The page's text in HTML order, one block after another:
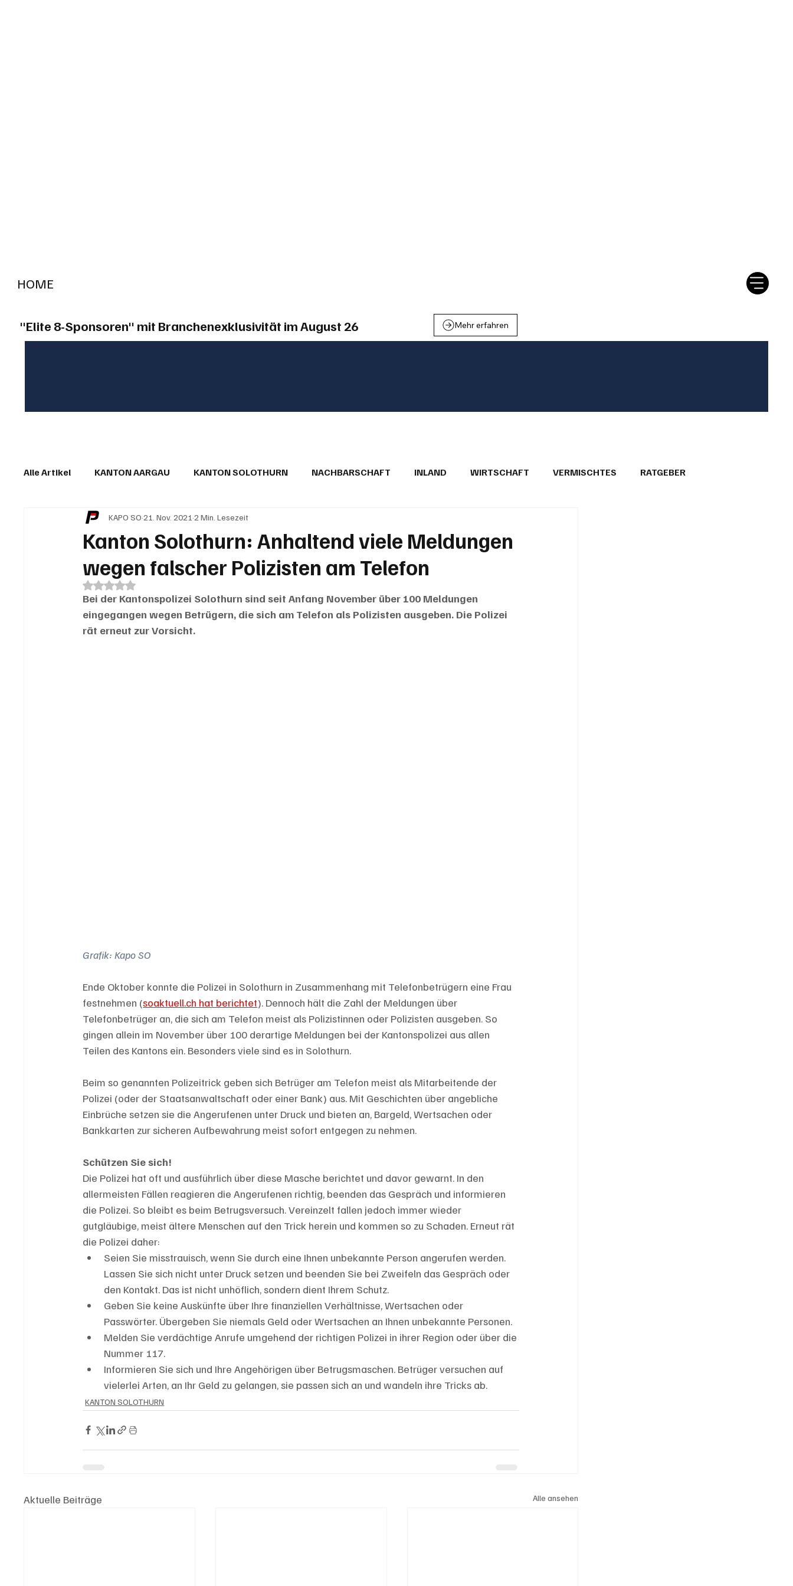
HOME
"Elite 8-Sponsoren" mit Branchenexklusivität im August 26 Mehr erfahren
Alle Artikel KANTON AARGAU KANTON SOLOTHURN NACHBARSCHAFT INLAND WIRTSCHAFT VERMISCHTES RATGEBER
IN EIGENER SACHE KOMMENTARE LESERBRIEFE
Kanton Solothurn: Anhaltend viele Meldungen
wegen falscher Polizisten am Telefon
KAPO SO 21. Nov. 2021 2 Min. Lesezeit
Mit NaN von 5 Sternen bewertet.
Bei der Kantonspolizei Solothurn sind seit Anfang November über 100 Meldungen
eingegangen wegen Betrügern, die sich am Telefon als Polizisten ausgeben. Die Polizei
rät erneut zur Vorsicht.
Grafik: Kapo SO
Ende Oktober konnte die Polizei in Solothurn in Zusammenhang mit Telefonbetrügern eine Frau
festnehmen (soaktuell.ch hat berichtet). Dennoch hält die Zahl der Meldungen über
Telefonbetrüger an, die sich am Telefon meist als Polizistinnen oder Polizisten ausgeben. So
gingen allein im November über 100 derartige Meldungen bei der Kantonspolizei aus allen
Teilen des Kantons ein. Besonders viele sind es in Solothurn.
Beim so genannten Polizeitrick geben sich Betrüger am Telefon meist als Mitarbeitende der
Polizei (oder der Staatsanwaltschaft oder einer Bank) aus. Mit Geschichten über angebliche
Einbrüche setzen sie die Angerufenen unter Druck und bieten an, Bargeld, Wertsachen oder
Bankkarten zur sicheren Aufbewahrung meist sofort entgegen zu nehmen.
Schützen Sie sich!
Die Polizei hat oft und ausführlich über diese Masche berichtet und davor gewarnt. In den
allermeisten Fällen reagieren die Angerufenen richtig, beenden das Gespräch und informieren
die Polizei. So bleibt es beim Betrugsversuch. Vereinzelt fallen jedoch immer wieder
gutgläubige, meist ältere Menschen auf den Trick herein und kommen so zu Schaden. Erneut rät
die Polizei daher:
Seien Sie misstrauisch, wenn Sie durch eine Ihnen unbekannte Person angerufen werden.
Lassen Sie sich nicht unter Druck setzen und beenden Sie bei Zweifeln das Gespräch oder
den Kontakt. Das ist nicht unhöflich, sondern dient Ihrem Schutz.
Geben Sie keine Auskünfte über Ihre finanziellen Verhältnisse, Wertsachen oder
Passwörter. Übergeben Sie niemals Geld oder Wertsachen an Ihnen unbekannte Personen.
Melden Sie verdächtige Anrufe umgehend der richtigen Polizei in ihrer Region oder über die
Nummer 117.
Informieren Sie sich und Ihre Angehörigen über Betrugsmaschen. Betrüger versuchen auf
vielerlei Arten, an Ihr Geld zu gelangen, sie passen sich an und wandeln ihre Tricks ab.
KANTON SOLOTHURN
Aktuelle Beiträge Alle ansehen